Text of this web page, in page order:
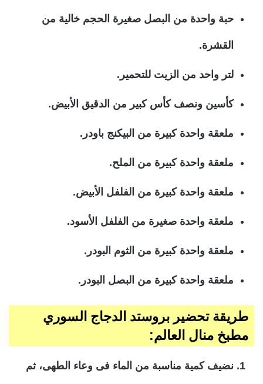
حبة واحدة من البصل صغيرة الحجم خالية من
القشرة.
لتر واحد من الزيت للتحمير.
كأسين ونصف كأس كبير من الدقيق الأبيض.
ملعقة واحدة كبيرة من البيكنج باودر.
ملعقة واحدة كبيرة من الملح.
ملعقة واحدة كبيرة من الفلفل الأبيض.
ملعقة واحدة صغيرة من الفلفل الأسود.
ملعقة واحدة كبيرة من الثوم البودر.
ملعقة واحدة كبيرة من البصل البودر.
طريقة تحضير بروستد الدجاج السوري
مطبخ منال العالم:
نضيف كمية مناسبة من الماء فى وعاء الطهى، ثم